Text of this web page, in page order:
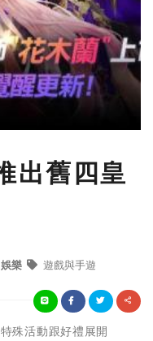
出舊四皇
娛樂 遊戲與手遊
殊活動跟好禮展開